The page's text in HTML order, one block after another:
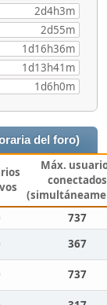
2d4h3m
2d55m
1d16h36m
1d13h41m
1d6h0m
del foro)
Máx.
conectados
737
367
737